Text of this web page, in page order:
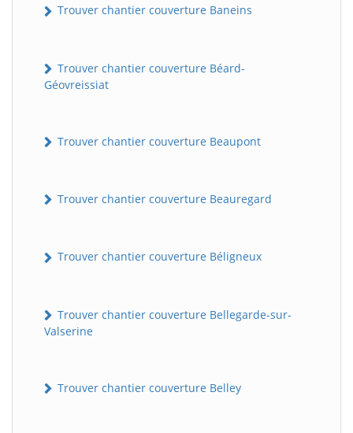
Trouver chantier couverture Baneins
Trouver chantier couverture Béard-
Géovreissiat
Trouver chantier couverture Beaupont
Trouver chantier couverture Beauregard
Trouver chantier couverture Béligneux
Trouver chantier couverture Bellegarde-sur-
Valserine
Trouver chantier couverture Belley